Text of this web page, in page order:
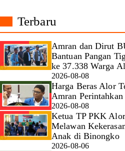
Terbaru
Amran dan Dirut
Bantuan Pangan
ke 37.338 Warga
2026-08-08
Harga Beras Alor
Amran
2026-08-08
Ketua TP PKK
Melawan
Anak di Binongko
2026-08-06